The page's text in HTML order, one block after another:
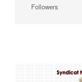
Followers